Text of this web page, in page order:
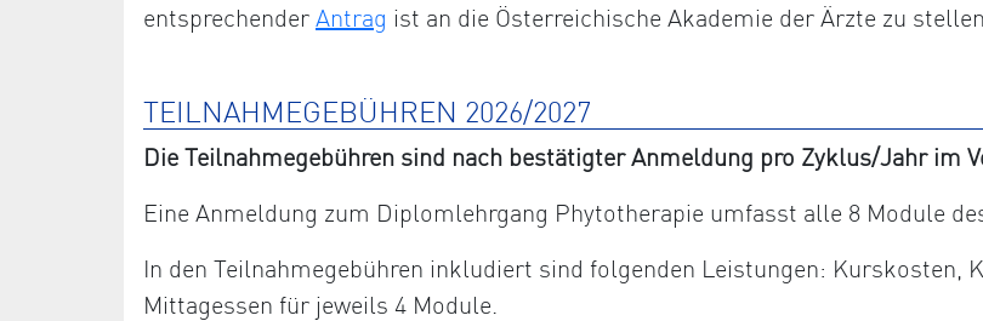
entsprechender Antrag ist an die Österreichische Akademie der Ärzte zu stellen.
TEILNAHMEGEBÜHREN 2026/2027
Die Teilnahmegebühren sind nach bestätigter Anmeldung pro Zyklus/Jahr im
Eine Anmeldung zum Diplomlehrgang Phytotherapie umfasst alle 8 Module
In den Teilnahmegebühren inkludiert sind folgenden Leistungen: Kurskosten,
Mittagessen für jeweils 4 Module.